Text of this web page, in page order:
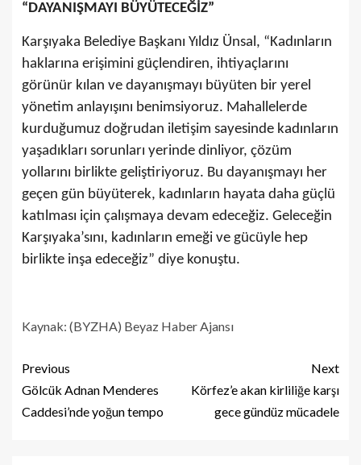
“DAYANIŞMAYI BÜYÜTECEĞİZ”
Karşıyaka Belediye Başkanı Yıldız Ünsal, “Kadınların
haklarına erişimini güçlendiren, ihtiyaçlarını
görünür kılan ve dayanışmayı büyüten bir yerel
yönetim anlayışını benimsiyoruz. Mahallelerde
kurduğumuz doğrudan iletişim sayesinde kadınların
yaşadıkları sorunları yerinde dinliyor, çözüm
yollarını birlikte geliştiriyoruz. Bu dayanışmayı her
geçen gün büyüterek, kadınların hayata daha güçlü
katılması için çalışmaya devam edeceğiz. Geleceğin
Karşıyaka’sını, kadınların emeği ve gücüyle hep
birlikte inşa edeceğiz” diye konuştu.
Kaynak: (BYZHA) Beyaz Haber Ajansı
Previous
Gölcük Adnan Menderes
Caddesi’nde yoğun tempo
Next
Körfez’e akan kirliliğe karşı
gece gündüz mücadele